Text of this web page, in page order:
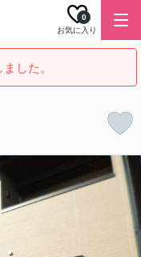
お気に入り
0
した。